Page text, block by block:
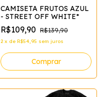
CAMISETA FRUTOS AZUL
- STREET OFF WHITE*
R$109,90 R$139,90
2 x de R$54,95 sem juros
Comprar